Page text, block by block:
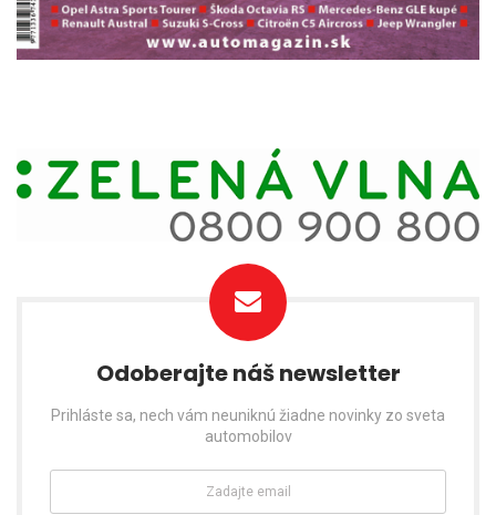
Odoberajte náš newsletter
Prihláste sa, nech vám neuniknú žiadne novinky zo sveta
automobilov